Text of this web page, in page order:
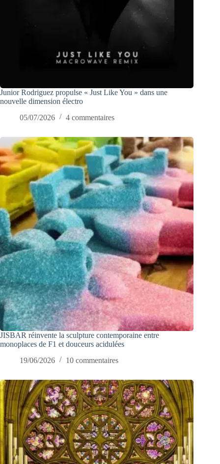
Junior Rodriguez propulse « Just Like You » dans une
nouvelle dimension électro
05/07/2026
4 commentaires
JISBAR réinvente la sculpture contemporaine entre
monoplaces de F1 et douceurs acidulées
19/06/2026
10 commentaires